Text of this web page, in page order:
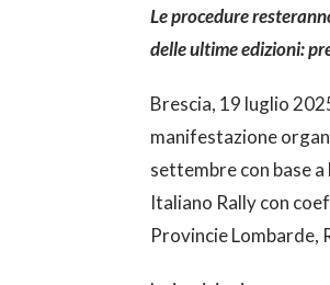
Le procedure
delle ultime edizioni:
Brescia, 19 luglio
manifestazione
settembre con base
Italiano Rally con
Provincie Lombarde,